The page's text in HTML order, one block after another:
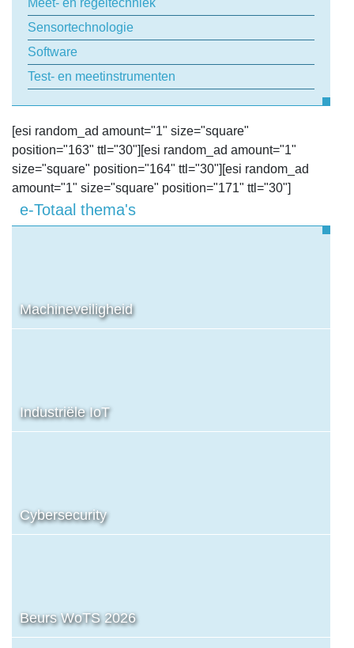
Meet- en regeltechniek
Sensortechnologie
Software
Test- en meetinstrumenten
[esi random_ad amount="1" size="square"
position="163" ttl="30"][esi random_ad amount="1"
size="square" position="164" ttl="30"][esi random_ad
amount="1" size="square" position="171" ttl="30"]
e-Totaal thema's
Machineveiligheid
Industriële IoT
Cybersecurity
Beurs WoTS 2026